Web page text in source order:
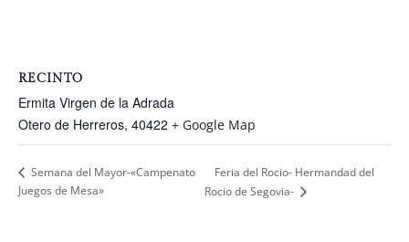
RECINTO
Ermita Virgen de la Adrada
Otero de Herreros, 40422 + Google Map
Semana del Mayor-«Campenato
Juegos de Mesa»
Feria del Rocio- Hermandad del
Rocio de Segovia-